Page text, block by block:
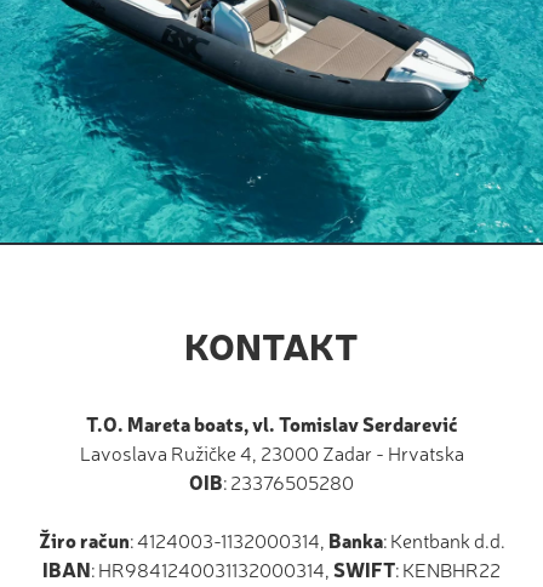
KONTAKT
T.O. Mareta boats, vl. Tomislav Serdarević
Lavoslava Ružičke 4, 23000 Zadar - Hrvatska
OIB: 23376505280
Žiro račun: 4124003-1132000314, Banka: Kentbank d.d.
IBAN: HR9841240031132000314, SWIFT: KENBHR22